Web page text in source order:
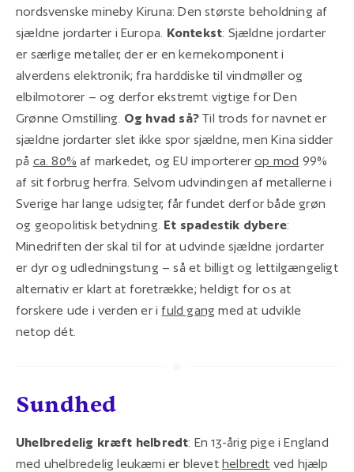
nordsvenske mineby Kiruna: Den største beholdning af
sjældne jordarter i Europa. Kontekst: Sjældne jordarter
er særlige metaller, der er en kernekomponent i
alverdens elektronik; fra harddiske til vindmøller og
elbilmotorer – og derfor ekstremt vigtige for Den
Grønne Omstilling. Og hvad så? Til trods for navnet er
sjældne jordarter slet ikke spor sjældne, men Kina sidder
på ca. 80% af markedet, og EU importererop mod 99%
af sit forbrug herfra. Selvom udvindingen af metallerne i
Sverige har lange udsigter, får fundet derfor både grøn
og geopolitisk betydning. Et spadestik dybere:
Minedriften der skal til for at udvinde sjældne jordarter
er dyr og udledningstung – så et billigt og lettilgængeligt
alternativ er klart at foretrække; heldigt for os at
forskere ude i verden er ifuld gang med at udvikle
netop dét.
Sundhed
Uhelbredelig kræft helbredt: En 13-årig pige i England
med uhelbredelig leukæmi er blevet helbredt ved hjælp